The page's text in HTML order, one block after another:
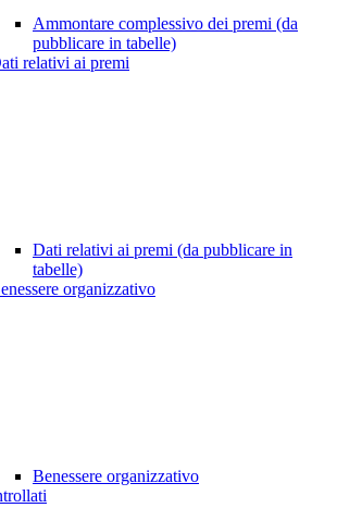
Ammontare complessivo dei premi (da
pubblicare in tabelle)
relativi ai premi
Dati relativi ai premi (da pubblicare in
tabelle)
organizzativo
Benessere organizzativo